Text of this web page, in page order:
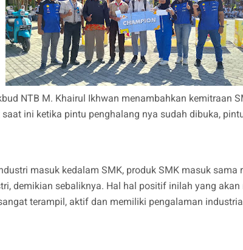
NTB M. Khairul Ikhwan menambahkan kemitraan
ini ketika pintu penghalang nya sudah dibuka,
masuk kedalam SMK, produk SMK masuk sama
demikian sebaliknya. Hal hal positif inilah yang
terampil, aktif dan memiliki pengalaman